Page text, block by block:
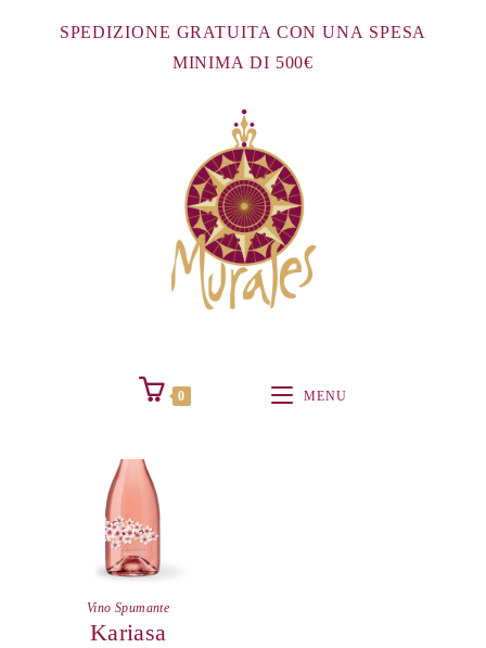
SPEDIZIONE GRATUITA CON UNA SPESA
MINIMA DI 500€
0 MENU
Vino Spumante
Kariasa